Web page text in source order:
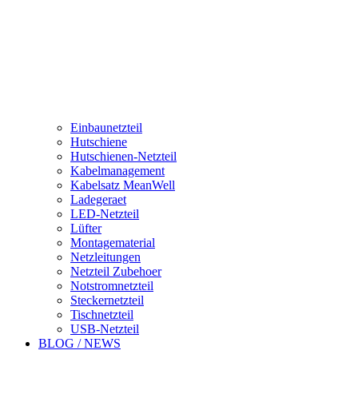
Einbaunetzteil
Hutschiene
Hutschienen-Netzteil
Kabelmanagement
Kabelsatz MeanWell
Ladegeraet
LED-Netzteil
Lüfter
Montagematerial
Netzleitungen
Netzteil Zubehoer
Notstromnetzteil
Steckernetzteil
Tischnetzteil
USB-Netzteil
BLOG / NEWS